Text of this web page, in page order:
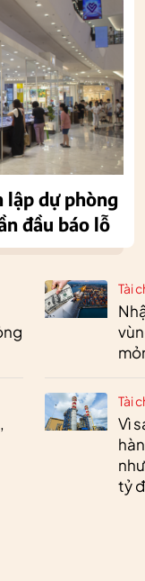
Tài
Tài
Vì
tỷ
lập dự phòng
đầu báo lỗ